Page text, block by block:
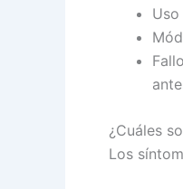
¿Cuáles
Los